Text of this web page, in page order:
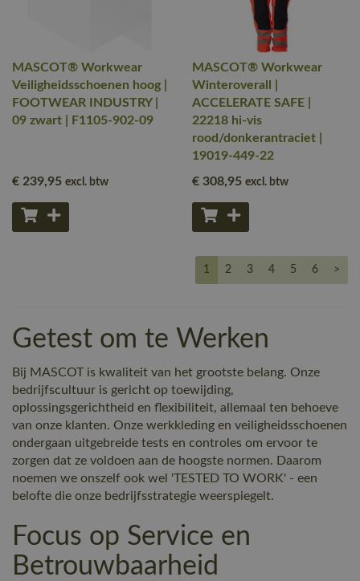
MASCOT® Workwear
Veiligheidsschoenen hoog |
FOOTWEAR INDUSTRY |
09 zwart | F1105-902-09
€ 239,95 excl. btw
MASCOT® Workwear
Winteroverall |
ACCELERATE SAFE |
22218 hi-vis
rood/donkerantraciet |
19019-449-22
€ 308,95 excl. btw
1 2 3 4 5 6 >
Getest om te Werken
Bij MASCOT is kwaliteit van het grootste belang. Onze
bedrijfscultuur is gericht op toewijding,
oplossingsgerichtheid en flexibiliteit, allemaal ten behoeve
van onze klanten. Onze werkkleding en veiligheidsschoenen
ondergaan uitgebreide tests en controles om ervoor te
zorgen dat ze voldoen aan de hoogste normen. Daarom
noemen we onszelf ook wel 'TESTED TO WORK' - een
belofte die onze bedrijfsstrategie weerspiegelt.
Focus op Service en
Betrouwbaarheid